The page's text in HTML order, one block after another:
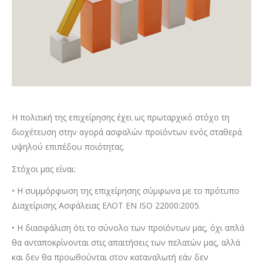
Η πολιτική της επιχείρησης έχει ως πρωταρχικό στόχο τη
διοχέτευση στην αγορά ασφαλών προϊόντων ενός σταθερά
υψηλού επιπέδου ποιότητας.
Στόχοι μας είναι:
• Η συμμόρφωση της επιχείρησης σύμφωνα με το πρότυπο
Διαχείρισης Ασφάλειας ΕΛΟΤ ΕΝ ISO 22000:2005.
• Η διασφάλιση ότι το σύνολο των προϊόντων μας, όχι απλά
θα ανταποκρίνονται στις απαιτήσεις των πελατών μας, αλλά
και δεν θα προωθούνται στον καταναλωτή εάν δεν